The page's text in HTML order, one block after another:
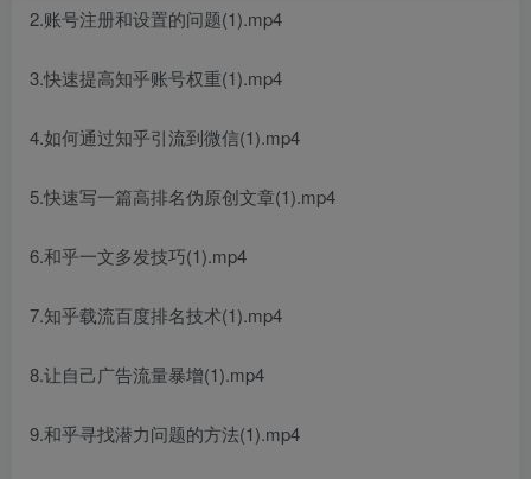
2.账号注册和设置的问题(1).mp4
3.快速提高知乎账号权重(1).mp4
4.如何通过知乎引流到微信(1).mp4
5.快速写一篇高排名伪原创文章(1).mp4
6.和乎一文多发技巧(1).mp4
7.知乎载流百度排名技术(1).mp4
8.让自己广告流量暴增(1).mp4
9.和乎寻找潜力问题的方法(1).mp4